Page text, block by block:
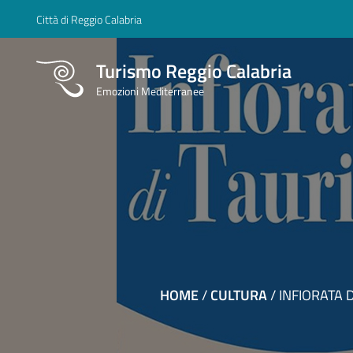
Città di Reggio Calabria
Turismo Reggio Calabria
Emozioni Mediterranee
HOME/CULTURA/INFIORATA